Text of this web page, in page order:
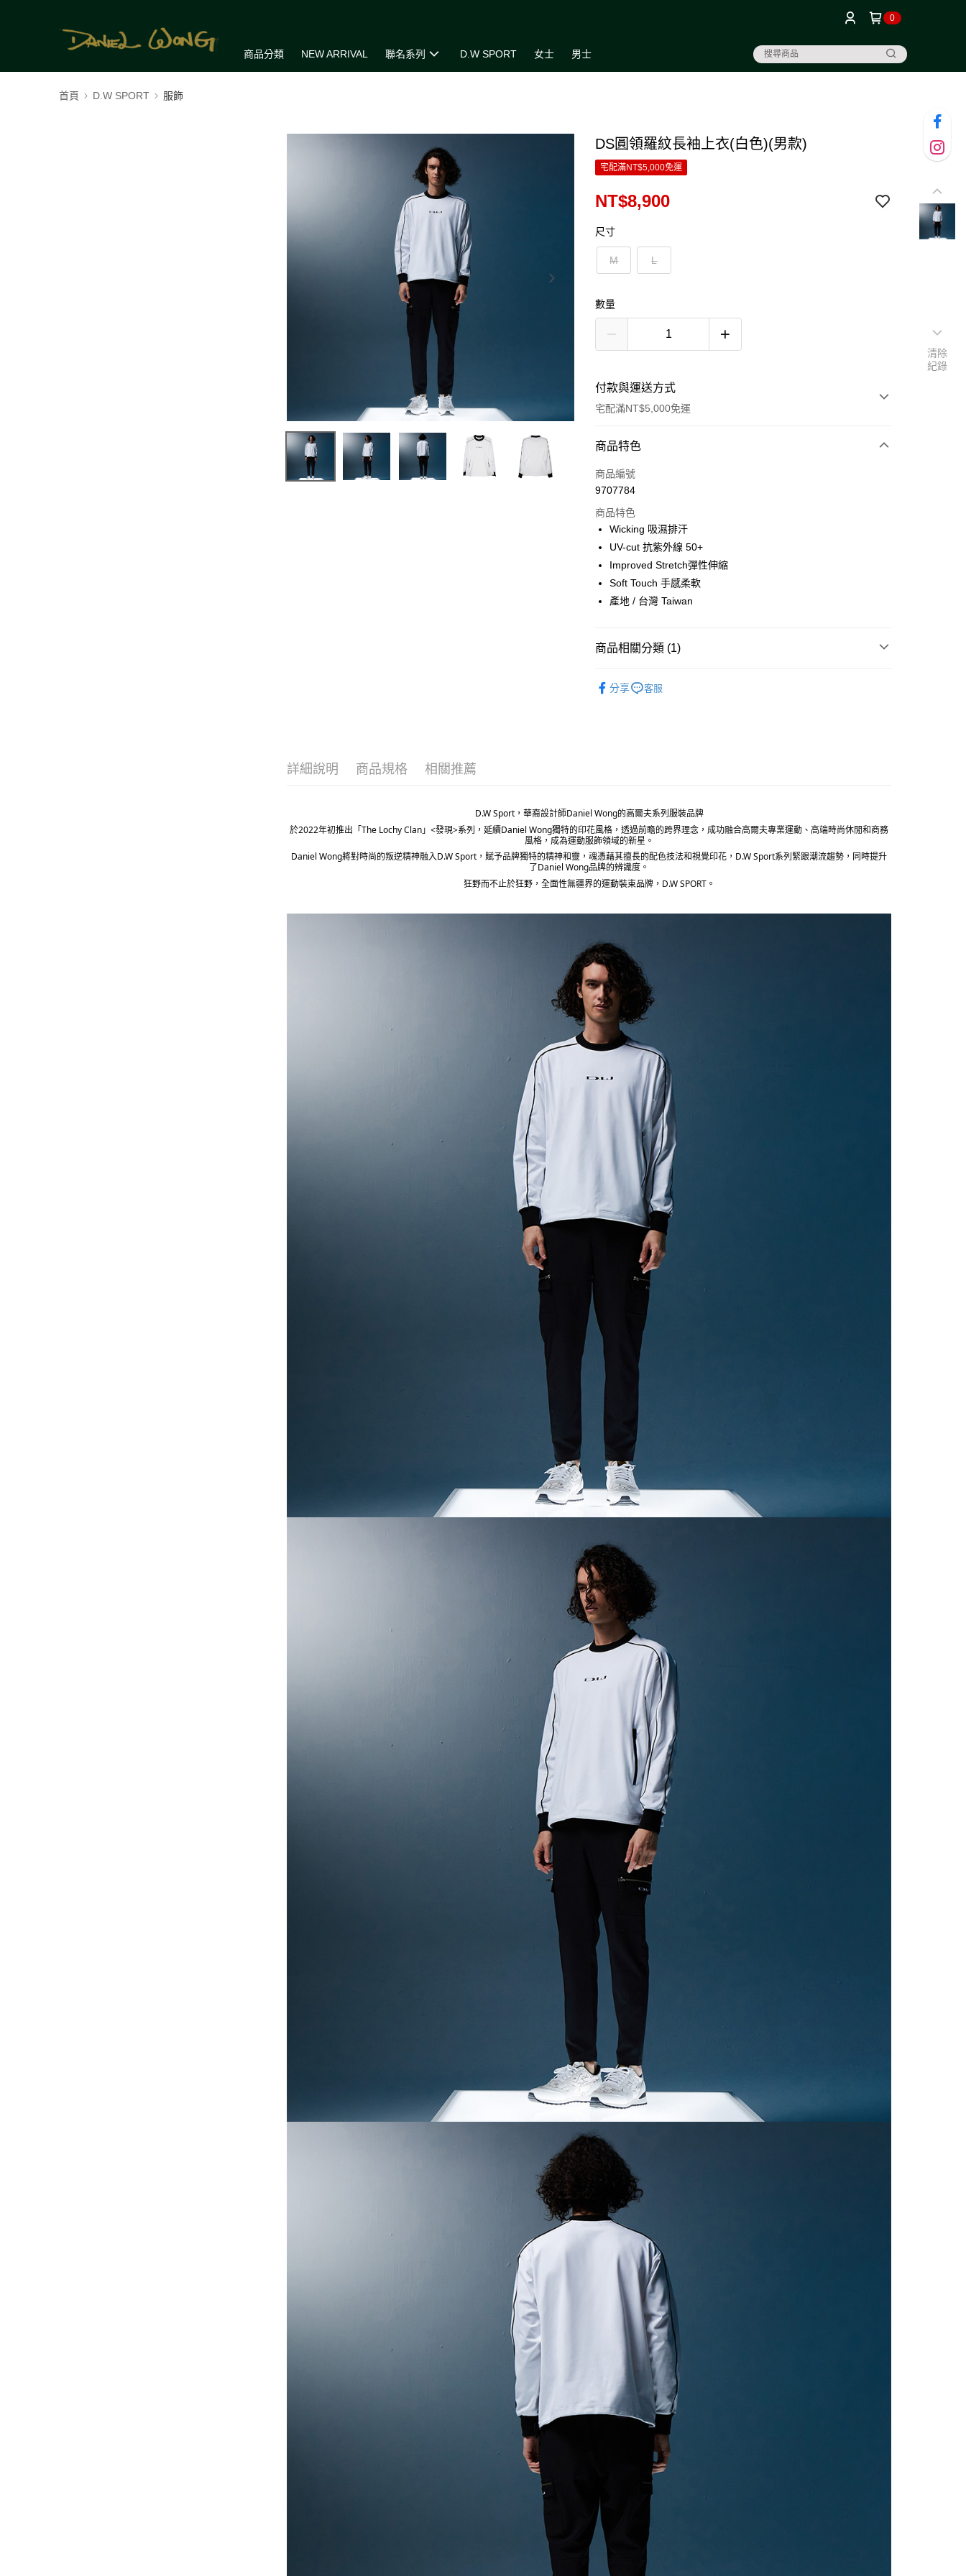
0
商品分類 NEW ARRIVAL 聯名系列 D.W SPORT 女士 男士
首頁 D.W SPORT 服飾
DS圓領羅紋長袖上衣(白色)(男款)
宅配滿NT$5,000免運
NT$8,900
尺寸
M L
數量
付款與運送方式
宅配滿NT$5,000免運
付款方式
信用卡一次付款
Apple Pay
ATM付款
運送方式
每筆NT$80，滿NT$5,000(含以上)免運費
每筆NT$120，滿NT$5,000(含以上)免運費
商品特色
商品編號
9707784
商品特色
Wicking 吸濕排汗
UV-cut 抗紫外線 50+
Improved Stretch彈性伸縮
Soft Touch 手感柔軟
產地 / 台灣 Taiwan
商品相關分類 (1)
分享
客服
詳細說明 商品規格 相關推薦
D.W Sport，華裔設計師Daniel Wong的高爾夫系列服裝品牌
於2022年初推出「The Lochy Clan」<發現>系列，延續Daniel Wong獨特的印花風格，透過前瞻的跨界理念，成功融合高爾夫專業運動、高端時尚休閒和商務
風格，成為運動服飾領域的新星。
Daniel Wong將對時尚的叛逆精神融入D.W Sport，賦予品牌獨特的精神和靈，魂憑藉其擅長的配色技法和視覺印花，D.W Sport系列緊跟潮流趨勢，同時提升
了Daniel Wong品牌的辨識度。
狂野而不止於狂野，全面性無疆界的運動裝束品牌，D.W SPORT。
清除
紀錄